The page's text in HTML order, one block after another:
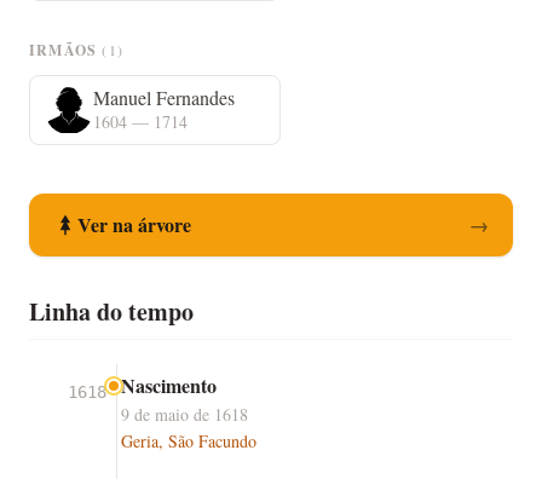
IRMÃOS(1)
Manuel Fernandes
1604 — 1714
Ver na árvore →
Linha do tempo
1618 Nascimento
9 de maio de 1618
Geria, São Facundo